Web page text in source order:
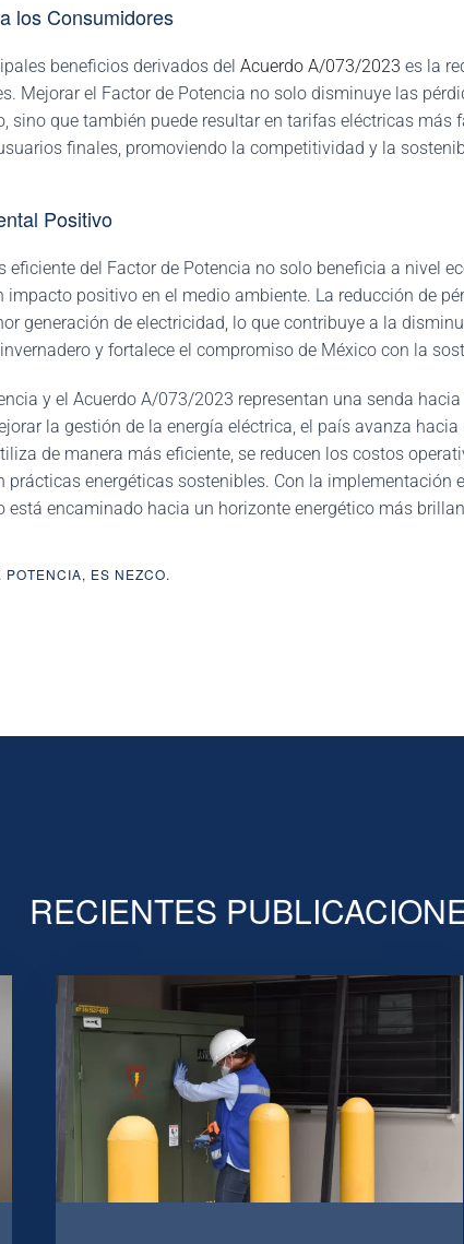
los Consumidores
beneficios derivados del Acuerdo A/073/2023 es la
Mejorar el Factor de Potencia no solo disminuye las
sino que también puede resultar en tarifas eléctricas más
finales, promoviendo la competitividad y la
Positivo
eficiente del Factor de Potencia no solo beneficia a nivel
impacto positivo en el medio ambiente. La reducción de
generación de electricidad, lo que contribuye a la
y fortalece el compromiso de México con la
y el Acuerdo A/073/2023 representan una senda
la gestión de la energía eléctrica, el país avanza
de manera más eficiente, se reducen los costos
prácticas energéticas sostenibles. Con la implementación
está encaminado hacia un horizonte energético más
POTENCIA, ES NEZCO.
RECIENTES